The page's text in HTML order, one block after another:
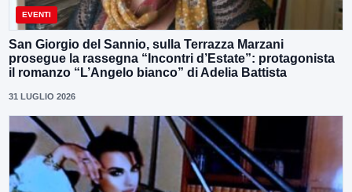
EVENTI
San Giorgio del Sannio, sulla Terrazza Marzani
prosegue la rassegna “Incontri d’Estate”: protagonista
il romanzo “L’Angelo bianco” di Adelia Battista
31 LUGLIO 2026